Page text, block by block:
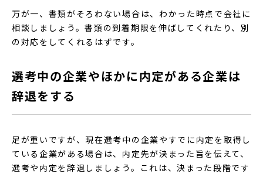
万が一、書類がそろわない場合は、わかった時点で会社に
相談しましょう。書類の到着期限を伸ばしてくれたり、別
の対応をしてくれるはずです。
選考中の企業やほかに内定がある企業は
辞退をする
足が重いですが、現在選考中の企業やすでに内定を取得し
ている企業がある場合は、内定先が決まった旨を伝えて、
選考や内定を辞退しましょう。これは、決まった段階です